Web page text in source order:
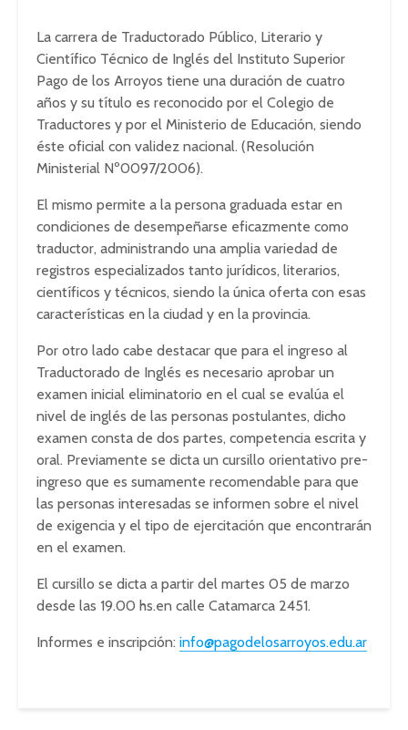
La carrera de Traductorado Público, Literario y
Científico Técnico de Inglés del Instituto Superior
Pago de los Arroyos tiene una duración de cuatro
años y su título es reconocido por el Colegio de
Traductores y por el Ministerio de Educación, siendo
éste oficial con validez nacional. (Resolución
Ministerial Nº0097/2006).
El mismo permite a la persona graduada estar en
condiciones de desempeñarse eficazmente como
traductor, administrando una amplia variedad de
registros especializados tanto jurídicos, literarios,
científicos y técnicos, siendo la única oferta con esas
características en la ciudad y en la provincia.
Por otro lado cabe destacar que para el ingreso al
Traductorado de Inglés es necesario aprobar un
examen inicial eliminatorio en el cual se evalúa el
nivel de inglés de las personas postulantes, dicho
examen consta de dos partes, competencia escrita y
oral. Previamente se dicta un cursillo orientativo pre-
ingreso que es sumamente recomendable para que
las personas interesadas se informen sobre el nivel
de exigencia y el tipo de ejercitación que encontrarán
en el examen.
El cursillo se dicta a partir del martes 05 de marzo
desde las 19.00 hs.en calle Catamarca 2451.
Informes e inscripción: info@pagodelosarroyos.edu.ar